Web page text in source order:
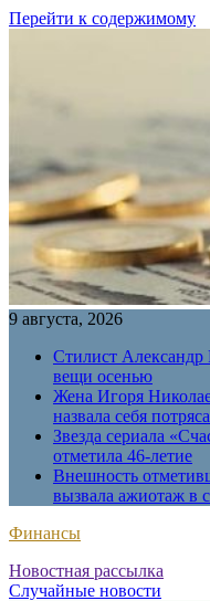
Перейти к содержимому
9 августа, 2026
Стилист Александр
вещи осенью
Жена Игоря
назвала себя
Звезда сериала
отметила 46-летие
Внешность
вызвала ажиотаж в
Финансы
Новостная рассылка
Случайные новости